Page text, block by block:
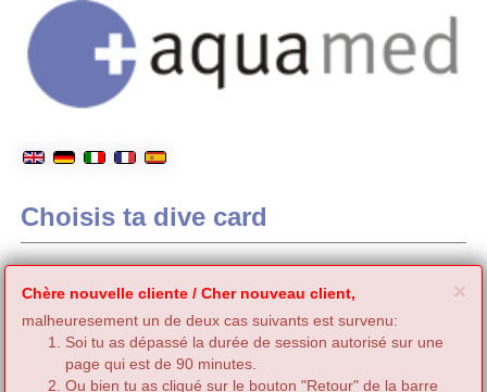
Choisis ta dive card
×
Chère nouvelle cliente / Cher nouveau client,
malheuresement un de deux cas suivants est survenu:
Soi tu as dépassé la durée de session autorisé sur une
page qui est de 90 minutes.
Ou bien tu as cliqué sur le bouton "Retour" de la barre